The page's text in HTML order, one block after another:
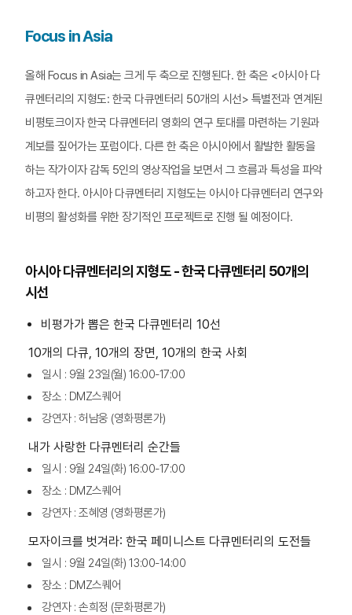
Focus in Asia
올해 Focus in Asia는 크게 두 축으로 진행된다. 한 축은 <아시아 다
큐멘터리의 지형도: 한국 다큐멘터리 50개의 시선> 특별전과 연계된
비평토크이자 한국 다큐멘터리 영화의 연구 토대를 마련하는 기원과
계보를 짚어가는 포럼이다. 다른 한 축은 아시아에서 활발한 활동을
하는 작가이자 감독 5인의 영상작업을 보면서 그 흐름과 특성을 파악
하고자 한다. 아시아 다큐멘터리 지형도는 아시아 다큐멘터리 연구와
비평의 활성화를 위한 장기적인 프로젝트로 진행 될 예정이다.
아시아 다큐멘터리의 지형도 - 한국 다큐멘터리 50개의
시선
비평가가 뽑은 한국 다큐멘터리 10선
10개의 다큐, 10개의 장면, 10개의 한국 사회
일시 : 9월 23일(월) 16:00-17:00
장소 : DMZ스퀘어
강연자 : 허남웅 (영화평론가)
내가 사랑한 다큐멘터리 순간들
일시 : 9월 24일(화) 16:00-17:00
장소 : DMZ스퀘어
강연자 : 조혜영 (영화평론가)
모자이크를 벗겨라: 한국 페미니스트 다큐멘터리의 도전들
일시 : 9월 24일(화) 13:00-14:00
장소 : DMZ스퀘어
강연자 : 손희정 (문화평론가)